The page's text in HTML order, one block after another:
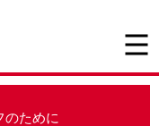
のために